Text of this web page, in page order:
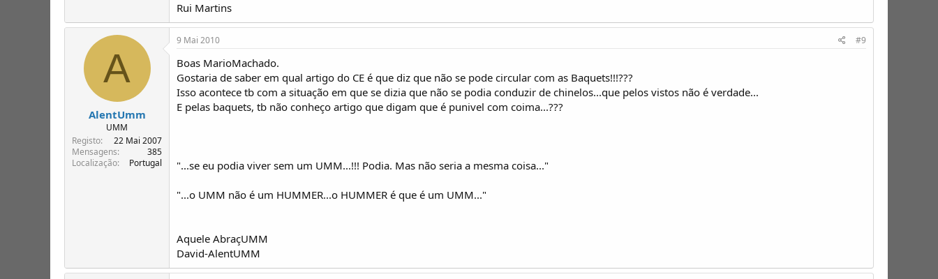
Rui Martins
A
AlentUmm
UMM
Registo
22 Mai 2007
Mensagens
385
Localização
Portugal
9 Mai 2010 #9
Boas MarioMachado.
Gostaria de saber em qual artigo do CE é que diz que não se pode circular com as Baquets!!!???
Isso acontece tb com a situação em que se dizia que não se podia conduzir de chinelos...que pelos vistos não é verdade...
E pelas baquets, tb não conheço artigo que digam que é punivel com coima...???
"...se eu podia viver sem um UMM...!!! Podia. Mas não seria a mesma coisa..."
"...o UMM não é um HUMMER...o HUMMER é que é um UMM..."
Aquele AbraçUMM
David-AlentUMM